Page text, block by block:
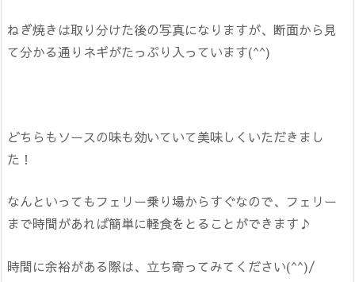
ねぎ焼きは取り分けた後の写真になりますが、断面から見
て分かる通りネギがたっぷり入っています(^^)
どちらもソースの味も効いていて美味しくいただきまし
た！
なんといってもフェリー乗り場からすぐなので、フェリー
まで時間があれば簡単に軽食をとることができます♪
時間に余裕がある際は、立ち寄ってみてください(^^)/